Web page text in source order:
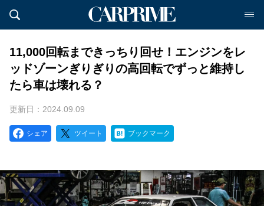
11,000回転まできっちり回せ！エンジンをレ
ッドゾーンぎりぎりの高回転でずっと維持し
たら車は壊れる？
更新日：2024.09.09
シェア ツイート ブックマーク